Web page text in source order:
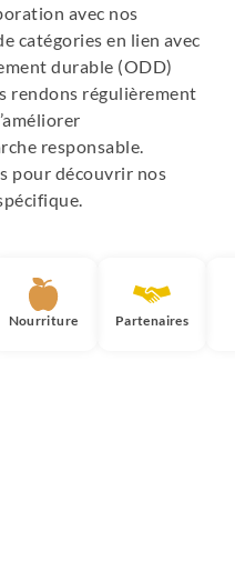
avec nos
catégories en lien avec
durable (ODD)
rendons régulièrement
responsable.
pour découvrir nos
Nourriture Partenaires